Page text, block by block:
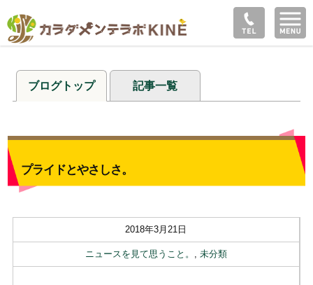
ブログトップ 記事一覧
プライドとやさしさ。
2018年3月21日
ニュースを見て思うこと。 , 未分類